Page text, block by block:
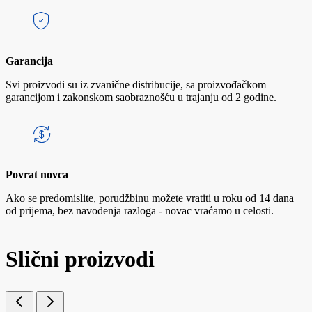
Garancija
Svi proizvodi su iz zvanične distribucije, sa proizvođačkom
garancijom i zakonskom saobraznošću u trajanju od 2 godine.
Povrat novca
Ako se predomislite, porudžbinu možete vratiti u roku od 14 dana
od prijema, bez navođenja razloga - novac vraćamo u celosti.
Slični proizvodi